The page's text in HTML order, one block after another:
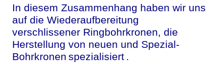
In diesem Zusammenhang haben wir uns
auf die Wiederaufbereitung
verschlissener Ringbohrkronen, die
Herstellung von neuen und Spezial-
Bohrkronen spezialisiert .